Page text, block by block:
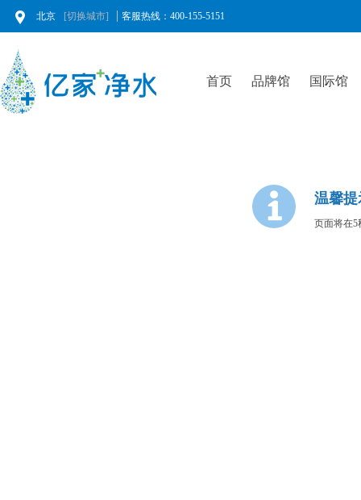
北京 [切换城市] 客服热线：400-155-5151
首页 品牌馆 国际馆
温馨
页面将在5